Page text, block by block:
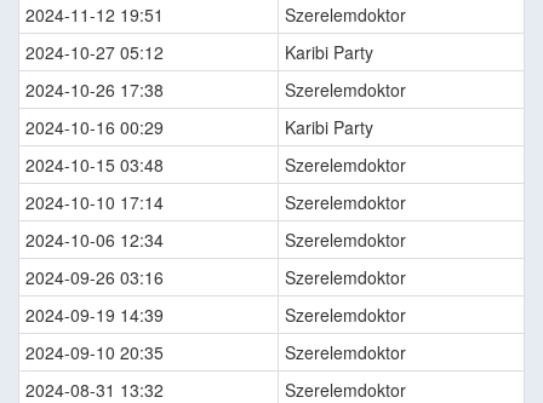
2024-11-12 19:51
Szerelemdoktor
2024-10-27 05:12
Karibi Party
2024-10-26 17:38
Szerelemdoktor
2024-10-16 00:29
Karibi Party
2024-10-15 03:48
Szerelemdoktor
2024-10-10 17:14
Szerelemdoktor
2024-10-06 12:34
Szerelemdoktor
2024-09-26 03:16
Szerelemdoktor
2024-09-19 14:39
Szerelemdoktor
2024-09-10 20:35
Szerelemdoktor
2024-08-31 13:32
Szerelemdoktor